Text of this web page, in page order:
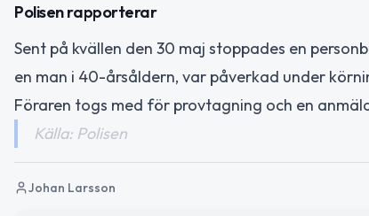
Polisen rapporterar
Sent på kvällen den 30 maj stoppades en
en man i 40-årsåldern, var påverkad under
Föraren togs med för provtagning och en
Källa: Polisen
Johan Larsson